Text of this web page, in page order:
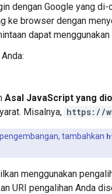
dengan Google yang
ke browser dengan
dapat
Asal JavaScript yang
Misalnya, https://
tambahkan
menggunakan
URI pengalihan Anda